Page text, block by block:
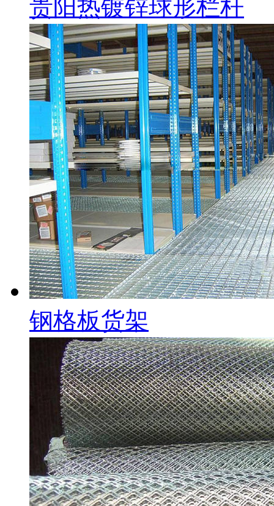
贵阳热镀锌球形栏杆
钢格板货架